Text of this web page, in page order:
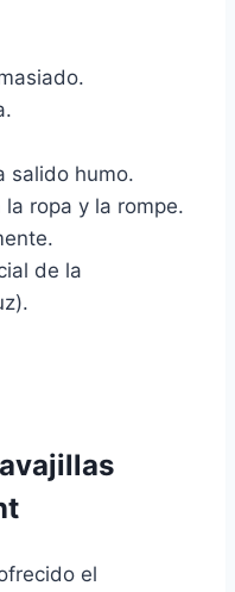
salido humo.
ropa y la rompe.
de la
el